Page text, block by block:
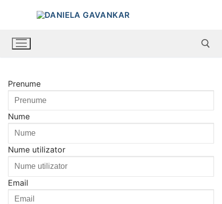
Prenume
Nume
Nume utilizator
Email